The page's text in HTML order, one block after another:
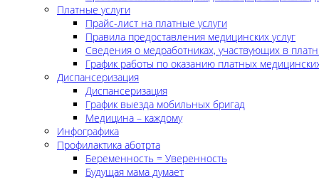
Платные услуги
Прайс-лист на платные услуги
Правила предоставления медицинских услуг
Сведения о медработниках, участвующих в
График работы по оказанию платных
Диспансеризация
Диспансеризация
График выезда мобильных бригад
Медицина – каждому
Инфографика
Профилактика аботрта
Беременность = Уверенность
Будущая мама думает